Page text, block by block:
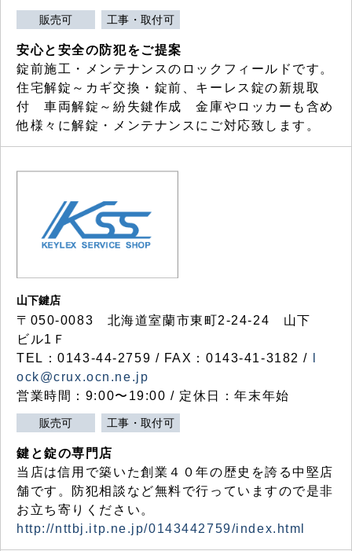
販売可 工事・取付可
安心と安全の防犯をご提案
錠前施工・メンテナンスのロックフィールドです。
住宅解錠～カギ交換・錠前、キーレス錠の新規取
付 車両解錠～紛失鍵作成 金庫やロッカーも含め
他様々に解錠・メンテナンスにご対応致します。
山下鍵店
〒050-0083 北海道室蘭市東町2-24-24 山下
ビル1Ｆ
TEL：0143-44-2759 / FAX：0143-41-3182 /
ock@crux.ocn.ne.jp
営業時間：9:00〜19:00 / 定休日：年末年始
販売可 工事・取付可
鍵と錠の専門店
当店は信用で築いた創業４０年の歴史を誇る中堅店
舗です。防犯相談など無料で行っていますので是非
お立ち寄りください。
http://nttbj.itp.ne.jp/0143442759/index.html